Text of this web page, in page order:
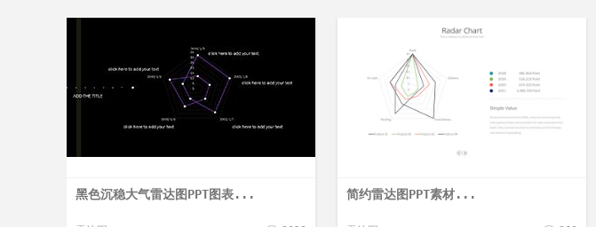
黑色沉稳大气雷达图PPT图表... 简约雷达图PPT素材...